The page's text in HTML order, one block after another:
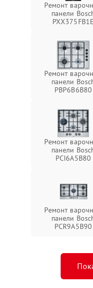
Ремонт
панели
PXX375FB1E
Ремонт
панели
PBP6B6B80
Ремонт
панели
PCI6A5B80
Ремонт
панели
PCR9A5B90